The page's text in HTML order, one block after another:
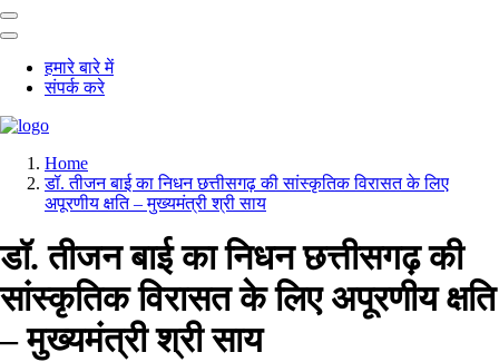
हमारे बारे में
संपर्क करे
Home
डॉ. तीजन बाई का निधन छत्तीसगढ़ की सांस्कृतिक विरासत के लिए
अपूरणीय क्षति – मुख्यमंत्री श्री साय
डॉ. तीजन बाई का निधन छत्तीसगढ़ की
सांस्कृतिक विरासत के लिए अपूरणीय क्षति
– मुख्यमंत्री श्री साय